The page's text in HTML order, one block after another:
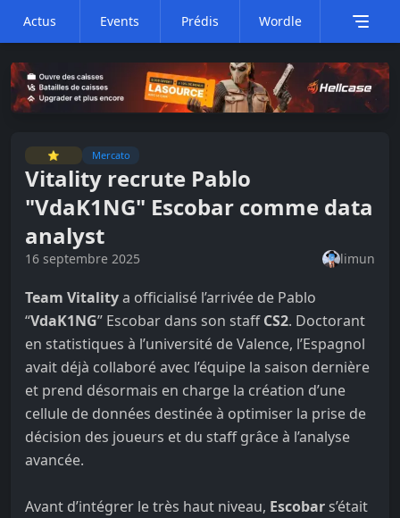
Actus Events Prédis Wordle
⭐ Mercato
Vitality recrute Pablo
"VdaK1NG" Escobar comme data
analyst
16 septembre 2025 limun
Team Vitalitya officialisé l’arrivée de Pablo
“VdaK1NG” Escobar dans son staffCS2. Doctorant
en statistiques à l’université de Valence, l’Espagnol
avait déjà collaboré avec l’équipe la saison dernière
et prend désormais en charge la création d’une
cellule de données destinée à optimiser la prise de
décision des joueurs et du staff grâce à l’analyse
avancée.
Avant d’intégrer le très haut niveau, Escobars’était